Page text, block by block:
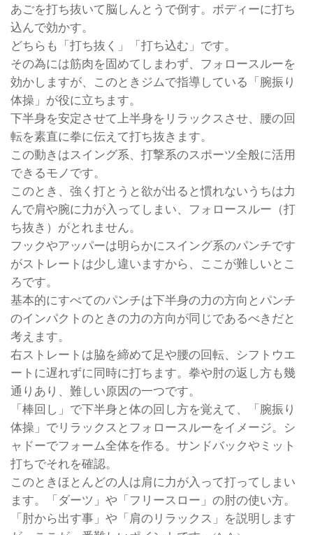
あごを打ち抜いて脳しんとうで倒す。ボディーに打ち
込んで効かす。
どちらも「打ち抜く」「打ち込む」です。
その為には筋肉を固めてしまわず、フォロースルーを
効かしますが、このときジムで指導している「腕振り
体操」が役に立ちます。
下半身を安定させて上半身をリラックスさせ、腰の回
転を素直に拳に伝えて打ち抜きます。
この動きはスイング系、打撃系のスポーツ全般に活用
できるモノです。
このとき、強く打とうと欲が出ると慣れないうちは力
んで肩や腕に力が入ってしまい、フォロースルー（打
ち抜き）がとれません。
フックやアッパーは明らかにスイング系のパンチです
がストレートは少し違いますから、ここが難しいとこ
ろです。
基本的にすべてのパンチは下半身の力の方向とパンチ
のインパクトのときの力の方向が同じであるべきだと
考えます。
右ストレートは脇を締めて足や腰の回転、シフトウエ
ートに遅れずに同時に打ちます。拳や肘の返し方も幾
通りあり、難しい原因の一つです。
「棒回し」で下半身と体の回し方を覚えて、「腕振り
体操」でリラックスとフォロースルーをイメージ。シ
ャドーでフォーム全体を作る。サンドバックやミット
打ちでそれを確認。
このときほとんどの人は肩に力が入って打ってしまい
ます。「ダーツ」や「フリースロー」の肘の使い方。
「肘から出す事」や「肩のリラックス」を説明します